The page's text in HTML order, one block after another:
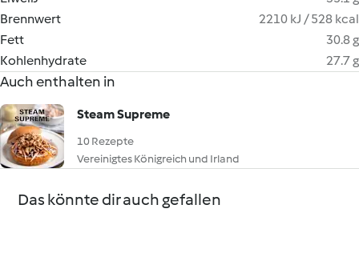
Brennwert
2210 kJ / 528 kcal
Fett
30.8 g
Kohlenhydrate
27.7 g
Auch enthalten in
Steam Supreme
10 Rezepte
Vereinigtes Königreich und Irland
Das könnte dir auch gefallen